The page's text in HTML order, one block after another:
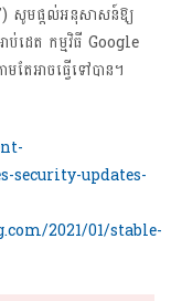
សូមផ្តល់អនុសាសន៍ឱ្យ
ាប់ដេត កម្មវិធី Google
ែអាចធ្វើទៅបាន។
security-updates-
2021/01/stable-